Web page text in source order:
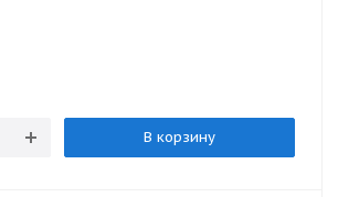
В корзину